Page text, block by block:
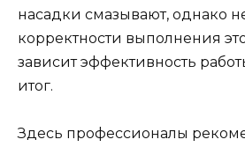
насадки смазывают, однако
корректности выполнения
зависит эффективность
итог.
Здесь профессионалы